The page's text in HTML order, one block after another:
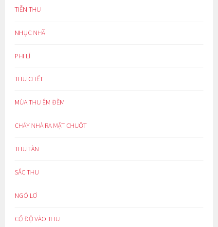
TIỄN THU
NHỤC NHÃ
PHI LÍ
THU CHẾT
MÙA THU ÊM ĐỀM
CHÁY NHÀ RA MẶT CHUỘT
THU TÀN
SẮC THU
NGÓ LƠ
CỔ ĐỘ VÀO THU